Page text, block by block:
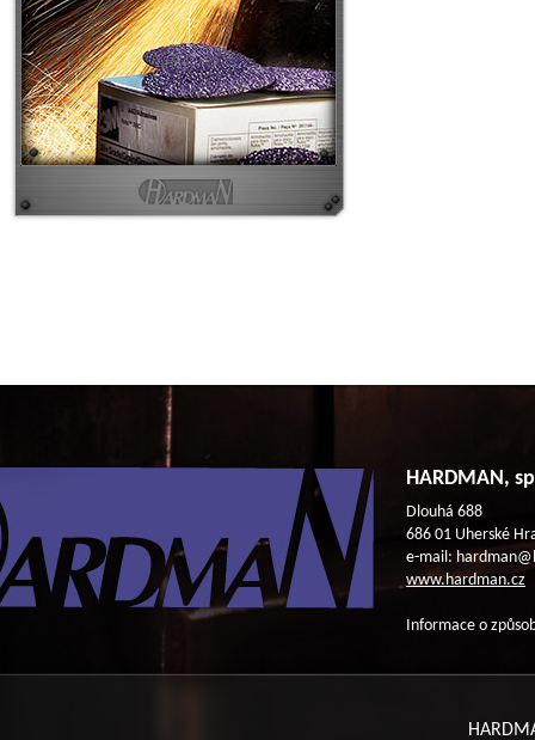
HARDMAN,
Dlouhá 688
686 01 Uherské
e-mail:
www.hardman.cz
Informace o